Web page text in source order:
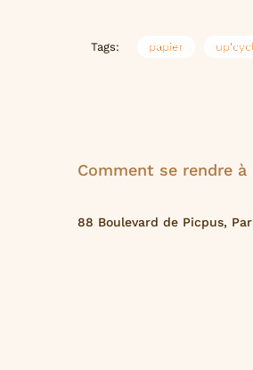
Tags: papier
Comment se rendre
88 Boulevard de Picpus,